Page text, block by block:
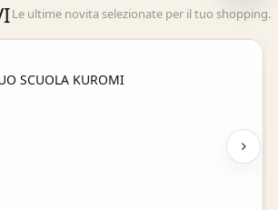
Le ultime novita selezionate per il tuo shopping.
Acquisto Veloce
SCUOLA KUROMI